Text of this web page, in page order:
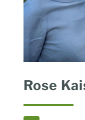
Rose